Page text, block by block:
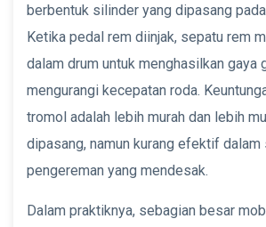
berbentuk silinder yang dipasang
Ketika pedal rem diinjak, sepatu rem
dalam drum untuk menghasilkan gaya
mengurangi kecepatan roda.
tromol adalah lebih murah dan lebih
dipasang, namun kurang efektif
pengereman yang mendesak.
Dalam praktiknya, sebagian besar